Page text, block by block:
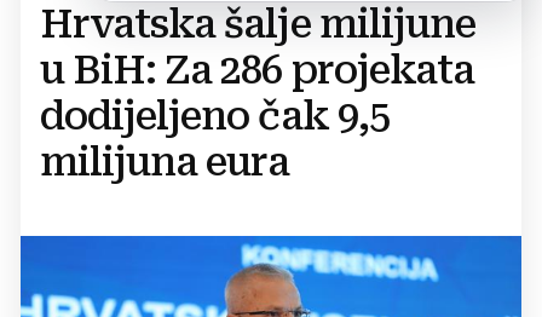
Hrvatska šalje milijune
u BiH: Za 286 projekata
dodijeljeno čak 9,5
milijuna eura